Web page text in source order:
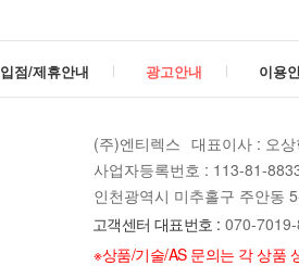
입점/제휴안내 광고안내 이용
(주)엔티렉스 대표이사 : 오상
사업자등록번호 : 113-81-
인천광역시 미추홀구 주안동
고객센터 대표번호 : 070-
※상품/기술/AS 문의는 각 상품